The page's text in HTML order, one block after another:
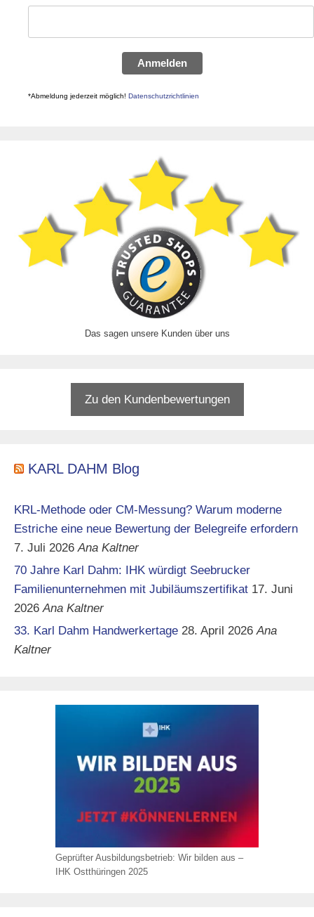
Anmelden
*Abmeldung jederzeit möglich! Datenschutzrichtlinien
Das sagen unsere Kunden über uns
Zu den Kundenbewertungen
KARL DAHM Blog
KRL-Methode oder CM-Messung? Warum moderne
Estriche eine neue Bewertung der Belegreife erfordern
7. Juli 2026 Ana Kaltner
70 Jahre Karl Dahm: IHK würdigt Seebrucker
Familienunternehmen mit Jubiläumszertifikat 17. Juni
2026 Ana Kaltner
33. Karl Dahm Handwerkertage 28. April 2026 Ana
Kaltner
Geprüfter Ausbildungsbetrieb: Wir bilden aus –
IHK Ostthüringen 2025